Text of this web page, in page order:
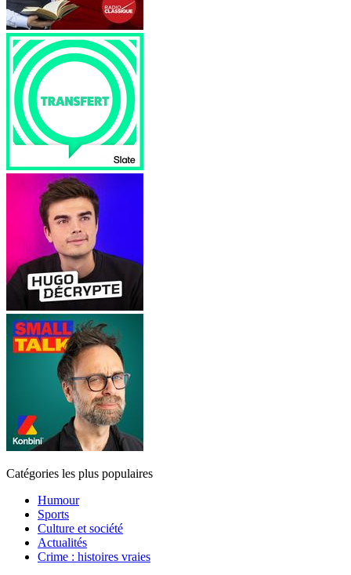
Catégories les plus populaires
Humour
Sports
Culture et société
Actualités
Crime : histoires vraies